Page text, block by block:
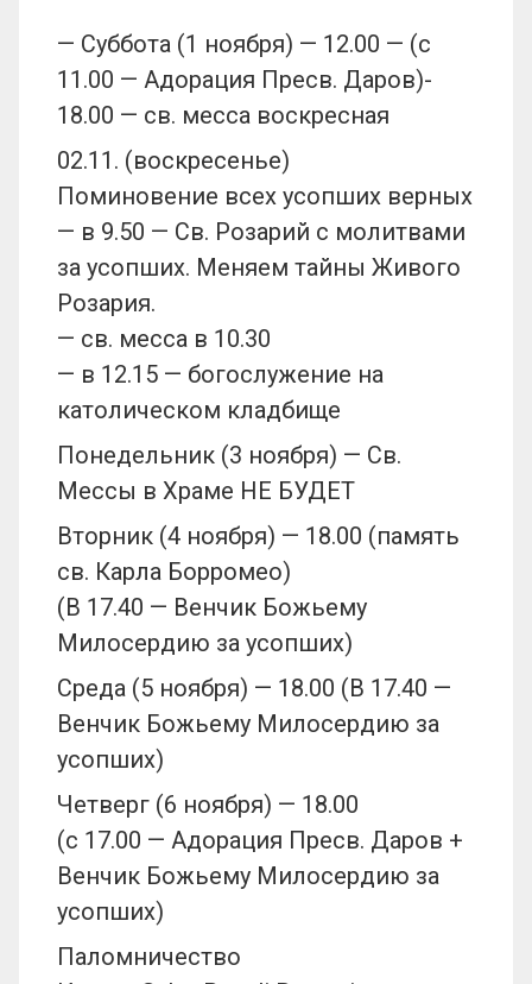
— Суббота (1 ноября) — 12.00 — (с
11.00 — Адорация Пресв. Даров)-
18.00 — св. месса воскресная
02.11. (воскресенье)
Поминовение всех усопших верных
— в 9.50 — Св. Розарий с молитвами
за усопших. Меняем тайны Живого
Розария.
— св. месса в 10.30
— в 12.15 — богослужение на
католическом кладбище
Понедельник (3 ноября) — Св.
Мессы в Храме НЕ БУДЕТ
Вторник (4 ноября) — 18.00 (память
св. Карла Борромео)
(В 17.40 — Венчик Божьему
Милосердию за усопших)
Среда (5 ноября) — 18.00 (В 17.40 —
Венчик Божьему Милосердию за
усопших)
Четверг (6 ноября) — 18.00
(с 17.00 — Адорация Пресв. Даров +
Венчик Божьему Милосердию за
усопших)
Паломничество